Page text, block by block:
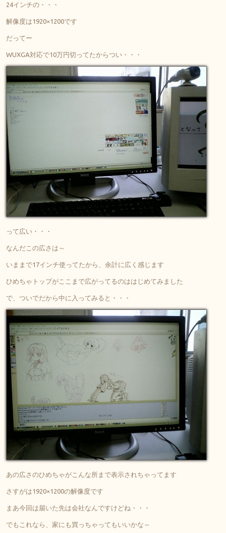
24インチの・・・
解像度は1920×1200です
だってー
WUXGA対応で10万円切ってたからつい・・・
って広い・・・
なんだこの広さは～
いままで17インチ使ってたから、余計に広く感じます
ひめちゃトップがここまで広がってるのははじめてみました
で、ついでだから中に入ってみると・・・
あの広さのひめちゃがこんな所まで表示されちゃってます
さすがは1920×1200の解像度です
まあ今回は届いた先は会社なんですけどね・・・
でもこれなら、家にも買っちゃってもいいかな～